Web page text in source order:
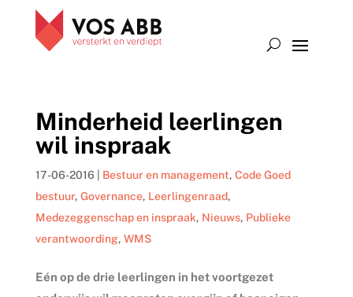
Minderheid leerlingen
wil inspraak
17-06-2016| Bestuur en management, Code Goed
bestuur, Governance, Leerlingenraad,
Medezeggenschap en inspraak, Nieuws, Publieke
verantwoording, WMS
Eén op de drie leerlingen in het voortgezet